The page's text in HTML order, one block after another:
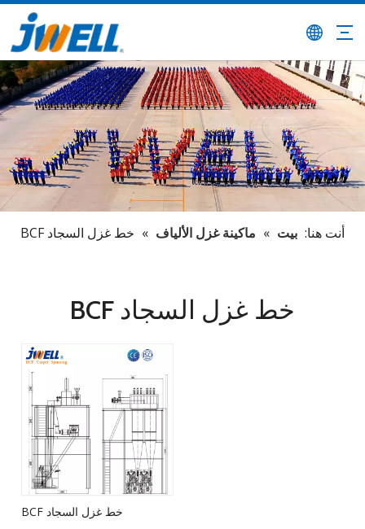
أنت هنا: بيت » ماكينة غزل الألياف » خط غزل السجاد BCF
خط غزل السجاد BCF
خط غزل السجاد BCF